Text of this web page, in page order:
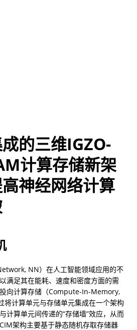
的三维IGZO-
计算存储新架
神经网络计算
NN）在人工智能领域应用的不
满足其在能耗、速度和密度方面的需
向计算存储（Compute-In-Memory,
将计算单元与存储单元集成在一个架构
计算单元间传递的“存储墙”效应，从而
架构主要基于静态随机存取存储器